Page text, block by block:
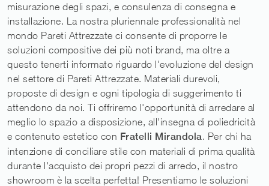
misurazione degli spazi, e consulenza di consegna e
installazione. La nostra pluriennale professionalità nel
mondo Pareti Attrezzate ci consente di proporre le
soluzioni compositive dei più noti brand, ma oltre a
questo tenerti informato riguardo l'evoluzione del design
nel settore di Pareti Attrezzate. Materiali durevoli,
proposte di design e ogni tipologia di suggerimento ti
attendono da noi. Ti offriremo l'opportunità di arredare al
meglio lo spazio a disposizione, all'insegna di poliedricità
e contenuto estetico con Fratelli Mirandola. Per chi ha
intenzione di conciliare stile con materiali di prima qualità
durante l'acquisto dei propri pezzi di arredo, il nostro
showroom è la scelta perfetta! Presentiamo le soluzioni